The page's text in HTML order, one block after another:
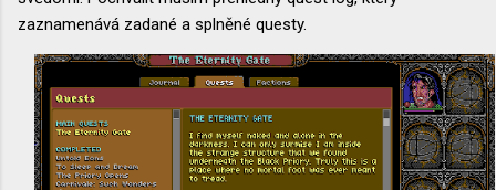
zaznamenává zadané a splněné questy.